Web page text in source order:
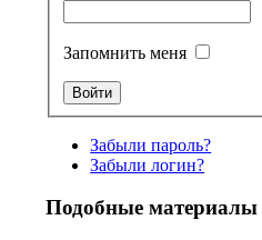
Запомнить меня
Забыли пароль?
Забыли логин?
Подобные материалы